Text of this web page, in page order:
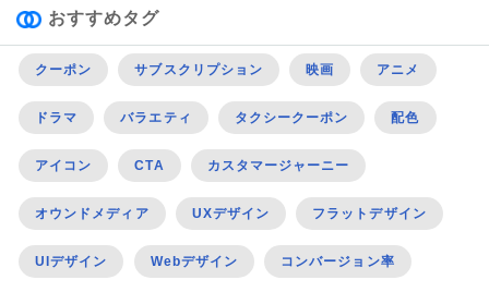
おすすめタグ
クーポン サブスクリプション 映画 アニメ
ドラマ バラエティ タクシークーポン 配色
アイコン CTA カスタマージャーニー
オウンドメディア UXデザイン フラットデザイン
UIデザイン Webデザイン コンバージョン率